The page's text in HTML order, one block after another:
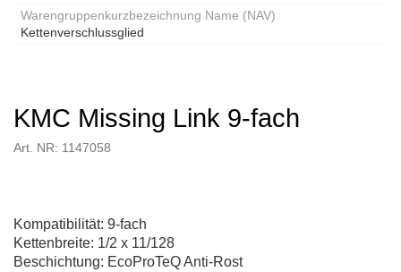
Warengruppenkurzbezeichnung Name (NAV)
Kettenverschlussglied
KMC Missing Link 9-fach
Art. NR: 1147058
Kompatibilität: 9-fach
Kettenbreite: 1/2 x 11/128
Beschichtung: EcoProTeQ Anti-Rost